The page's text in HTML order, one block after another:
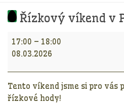
Řízkový víkend v
Řízkový
víkend
Pivním
Kvítku
17:00 – 18:00
08.03.2026
Tento víkend jsme si pro vás
řízkové hody!